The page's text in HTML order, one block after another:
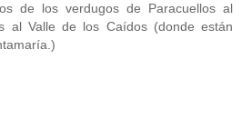
de los verdugos de Paracuellos al
al Valle de los Caídos (donde están